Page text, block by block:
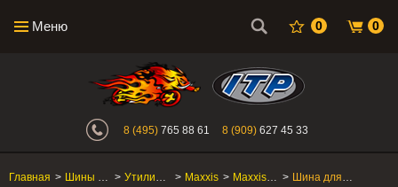
Меню 0 0
Интернет-магазин "Поросенок".
8 (495) 765 88 61 8 (909) 627 45 33
Главная > Шины для квадроцикла > Утилитарные ATV/SxS > Maxxis > Maxxis Rampage / Fury > Шина для квадроцикла Maxxis Rampage 30x10R-14